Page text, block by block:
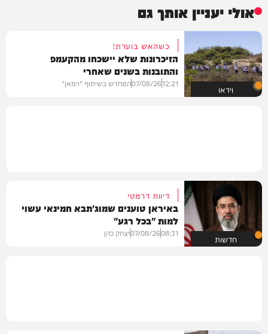
אולי יעניין אותך גם
וידאו
כשהאש בוערת!
הזיכרונות שלא יישכחו מהקעמפ
והתובנות בשנים שאחרי
12:21
07/08/26המחדש בשיתוף "וימאן"
חדשות
דיווח דרמטי
באיראן טוענים שמוג'תבא חמינאי עשוי
למות "בכל רגע"
08:31
07/08/26יצחק כהן